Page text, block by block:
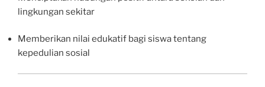
lingkungan sekitar
Memberikan nilai edukatif bagi siswa tentang
kepedulian sosial